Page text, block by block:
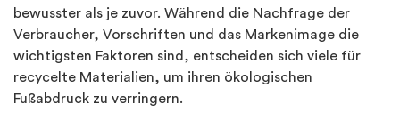
bewusster als je zuvor. Während die Nachfrage der
Verbraucher, Vorschriften und das Markenimage die
wichtigsten Faktoren sind, entscheiden sich viele für
recycelte Materialien, um ihren ökologischen
Fußabdruck zu verringern.